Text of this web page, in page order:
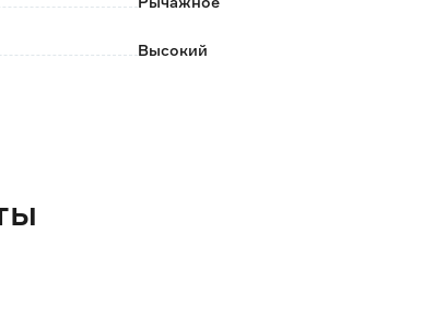
Высокий